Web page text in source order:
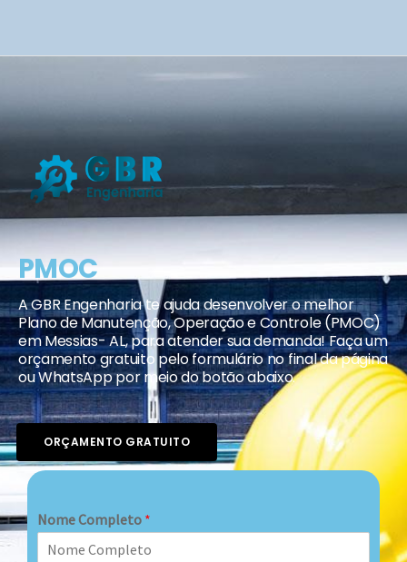
PMOC
A GBR Engenharia te ajuda desenvolver o melhor
Plano de Manutenção, Operação e Controle (PMOC)
em Messias- AL, para atender sua demanda! Faça um
orçamento gratuito pelo formulário no final da página
ou WhatsApp por meio do botão abaixo.
ORÇAMENTO GRATUITO
Nome Completo *